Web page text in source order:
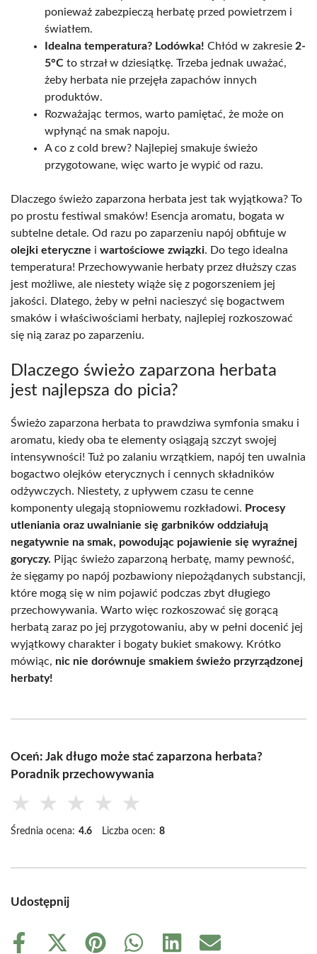
ponieważ zabezpieczą herbatę przed powietrzem i
światłem.
Idealna temperatura? Lodówka! Chłód w zakresie 2-
5°C to strzał w dziesiątkę. Trzeba jednak uważać,
żeby herbata nie przejęła zapachów innych
produktów.
Rozważając termos, warto pamiętać, że może on
wpłynąć na smak napoju.
A co z cold brew? Najlepiej smakuje świeżo
przygotowane, więc warto je wypić od razu.
Dlaczego świeżo zaparzona herbata jest tak wyjątkowa? To
po prostu festiwal smaków! Esencja aromatu, bogata w
subtelne detale. Od razu po zaparzeniu napój obfituje w
olejki eteryczne i wartościowe związki. Do tego idealna
temperatura! Przechowywanie herbaty przez dłuższy czas
jest możliwe, ale niestety wiąże się z pogorszeniem jej
jakości. Dlatego, żeby w pełni nacieszyć się bogactwem
smaków i właściwościami herbaty, najlepiej rozkoszować
się nią zaraz po zaparzeniu.
Dlaczego świeżo zaparzona herbata
jest najlepsza do picia?
Świeżo zaparzona herbata to prawdziwa symfonia smaku i
aromatu, kiedy oba te elementy osiągają szczyt swojej
intensywności! Tuż po zalaniu wrzątkiem, napój ten uwalnia
bogactwo olejków eterycznych i cennych składników
odżywczych. Niestety, z upływem czasu te cenne
komponenty ulegają stopniowemu rozkładowi. Procesy
utleniania oraz uwalnianie się garbników oddziałują
negatywnie na smak, powodując pojawienie się wyraźnej
goryczy. Pijąc świeżo zaparzoną herbatę, mamy pewność,
że sięgamy po napój pozbawiony niepożądanych substancji,
które mogą się w nim pojawić podczas zbyt długiego
przechowywania. Warto więc rozkoszować się gorącą
herbatą zaraz po jej przygotowaniu, aby w pełni docenić jej
wyjątkowy charakter i bogaty bukiet smakowy. Krótko
mówiąc, nic nie dorównuje smakiem świeżo przyrządzonej
herbaty!
Oceń: Jak długo może stać zaparzona herbata?
Poradnik przechowywania
★ ★ ★ ★ ★
Średnia ocena: 4.6 Liczba ocen: 8
Udostępnij
Share
Share
Share
Share
Share
Share